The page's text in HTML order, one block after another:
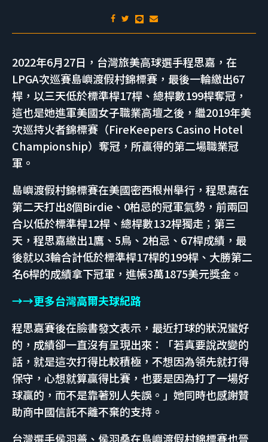
2022年6月27日，台灣旅美高球選手程思嘉，在
LPGA次巡賽島嶼渡假村錦標賽，最後一輪繳出67
桿，以三天低於標準桿17桿、總桿數199桿奪冠，
這也是她進軍美國女子職業高壇之後，繼2019年美
次巡持火者錦標賽（FireKeepers Casino Hotel
Championship）奪冠，所贏得的第二場職業冠
軍。
島嶼渡假村錦標賽在美國密西根州舉行，程思嘉在
第二天打出8個Birdie、0柏忌的冠軍氣勢，前兩回
合以低於標準桿12桿、總桿數132桿獨走；第三
天，程思嘉繳出1鷹、5鳥、2柏忌、67桿成績，最
後就以3輪合計低於標準桿17桿的199桿、大勝第二
名6桿的成績拿下冠軍，進帳3萬1875美元獎金。
→→更多台灣高爾夫球紀路
程思嘉賽後在臉書發文表示，最近打球的狀況蠻好
的，成績卻一直沒有呈現出來：「若真要說改變的
話，就是這次打得比較積極，不想因為領先就打得
保守，心想就算贏得比賽，也要是因為打了一場好
球贏的，而不是靠著別人失誤。」她同時也感謝贊
助商中國信託不離不棄的支持。
台灣選手侯羽薔、侯羽桑在島嶼渡假村錦標賽也晉